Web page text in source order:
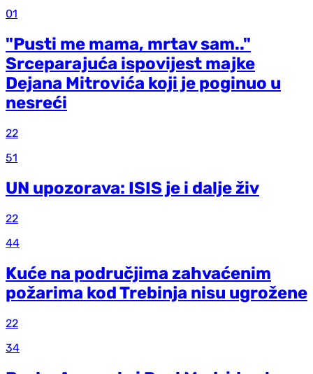
01
"Pusti me mama, mrtav sam.."
Srceparajuća ispovijest majke
Dejana Mitrovića koji je poginuo u
nesreći
22
51
UN upozorava: ISIS je i dalje živ
22
44
Kuće na područjima zahvaćenim
požarima kod Trebinja nisu ugrožene
22
34